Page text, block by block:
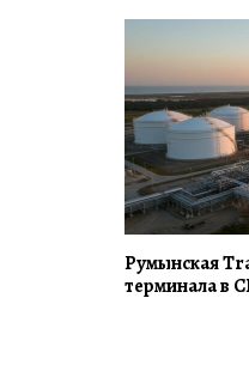
Румынская
терминала в